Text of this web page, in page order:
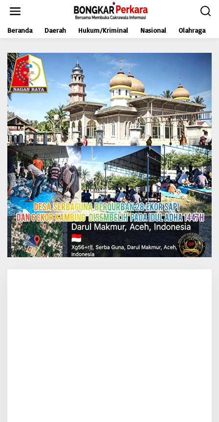
t
Beranda Daerah Hukum/Kriminal Nasional Olahraga